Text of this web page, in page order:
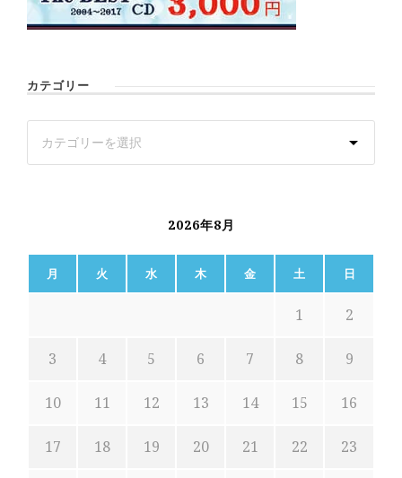
カテゴリー
2026年8月
月 火 水 木 金 土 日
1 2
3 4 5 6 7 8 9
10 11 12 13 14 15 16
17 18 19 20 21 22 23